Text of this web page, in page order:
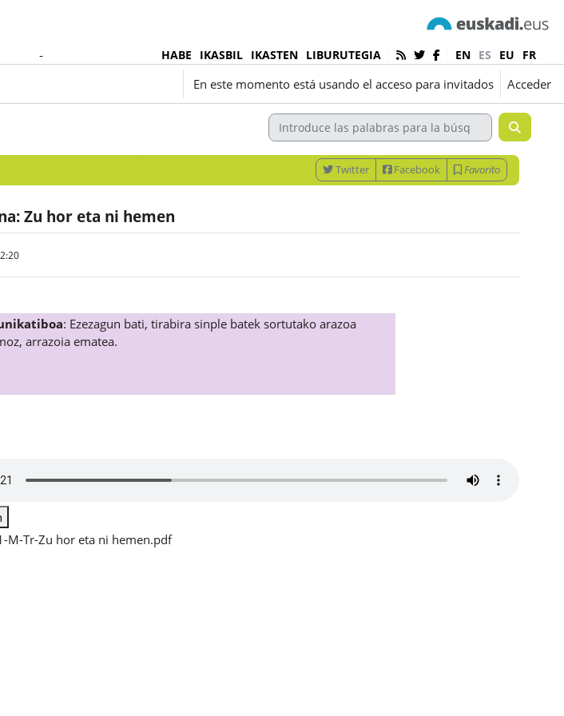
- HABE IKASBIL IKASTEN LIBURUTEGIA EN ES EU
FR
En este momento está usando el acceso para invitados Acceder
Twitter Facebook Favorito
Zu hor eta ni hemen
: Ezezagun bati, tirabira sinple batek sortutako arazoa
arrazoia ematea.
M-Tr-Zu hor eta ni hemen.pdf